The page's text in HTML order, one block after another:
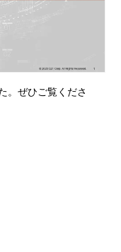
。ぜひご覧くださ